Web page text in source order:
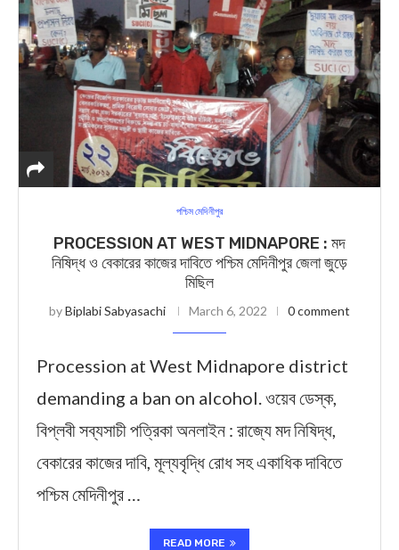
পশ্চিম মেদিনীপুর
PROCESSION AT WEST MIDNAPORE : মদ
নিষিদ্ধ ও বেকারের কাজের দাবিতে পশ্চিম মেদিনীপুর জেলা জুড়ে
মিছিল
byBiplabi Sabyasachi March 6, 2022 0 comment
Procession at West Midnapore district
demanding a ban on alcohol. ওয়েব ডেস্ক,
বিপ্লবী সব্যসাচী পত্রিকা অনলাইন : রাজ্যে মদ নিষিদ্ধ,
বেকারের কাজের দাবি, মূল্যবৃদ্ধি রোধ সহ একাধিক দাবিতে
পশ্চিম মেদিনীপুর …
READ MORE